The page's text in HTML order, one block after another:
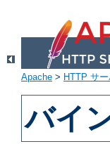
Apache > HTTP サ
バイ